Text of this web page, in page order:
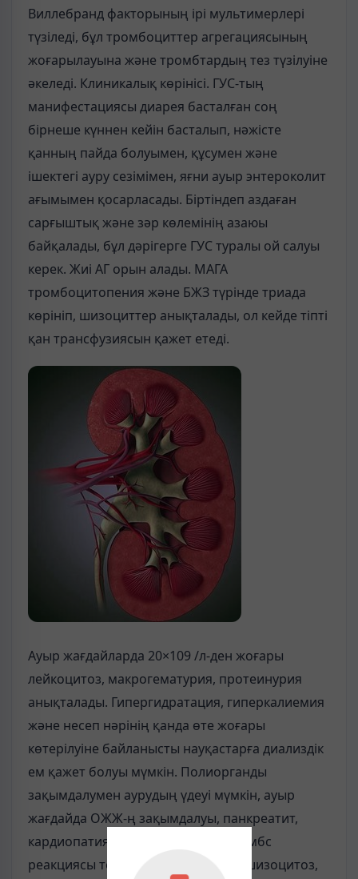
Виллебранд факторының ірі мультимерлері
түзіледі, бұл тромбоциттер агрегациясының
жоғарылауына және тромбтардың тез түзілуіне
әкеледі. Клиникалық көрінісі. ГУС-тың
манифестациясы диарея басталған соң
бірнеше күннен кейін басталып, нәжісте
қанның пайда болуымен, құсумен және
ішектегі ауру сезімімен, яғни ауыр энтероколит
ағымымен қосарласады. Біртіндеп аздаған
сарғыштық және зәр көлемінің азаюы
байқалады, бұл дәрігерге ГУС туралы ой салуы
керек. Жиі АГ орын алады. МАГА
тромбоцитопения және БЖЗ түрінде триада
көрініп, шизоциттер анықталады, ол кейде тіпті
қан трансфузиясын қажет етеді.
Ауыр жағдайларда 20×109 /л-ден жоғары
лейкоцитоз, макрогематурия, протеинурия
анықталады. Гипергидратация, гиперкалиемия
және несеп нәрінің қанда өте жоғары
көтерілуіне байланысты науқастарға диализдік
ем қажет болуы мүмкін. Полиорганды
зақымдалумен аурудың үдеуі мүмкін, ауыр
жағдайда ОЖЖ-ң зақымдалуы, панкреатит,
кардиопатия дамиды. Анемияда Кумбс
реакциясы теріс, рети- кулоцитоз, шизоцитоз,